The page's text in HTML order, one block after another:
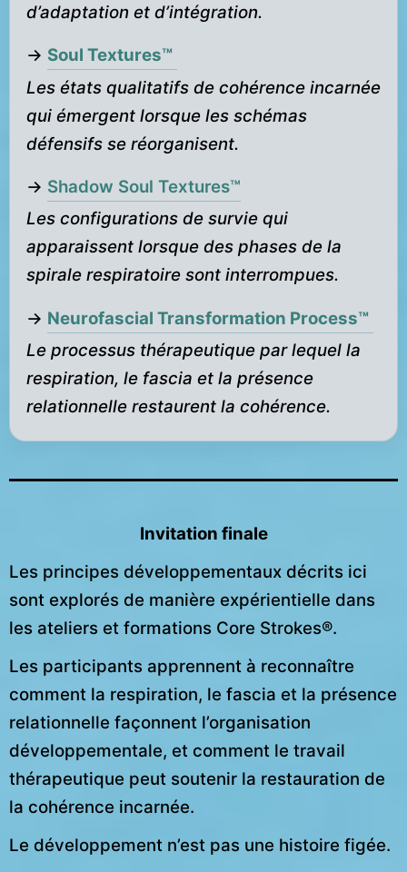
d’adaptation et d’intégration.
→ Soul Textures™
Les états qualitatifs de cohérence incarnée
qui émergent lorsque les schémas
défensifs se réorganisent.
→ Shadow Soul Textures™
Les configurations de survie qui
apparaissent lorsque des phases de la
spirale respiratoire sont interrompues.
→ Neurofascial Transformation Process™
Le processus thérapeutique par lequel la
respiration, le fascia et la présence
relationnelle restaurent la cohérence.
Invitation finale
Les principes développementaux décrits ici
sont explorés de manière expérientielle dans
les ateliers et formations Core Strokes®.
Les participants apprennent à reconnaître
comment la respiration, le fascia et la présence
relationnelle façonnent l’organisation
développementale, et comment le travail
thérapeutique peut soutenir la restauration de
la cohérence incarnée.
Le développement n’est pas une histoire figée.